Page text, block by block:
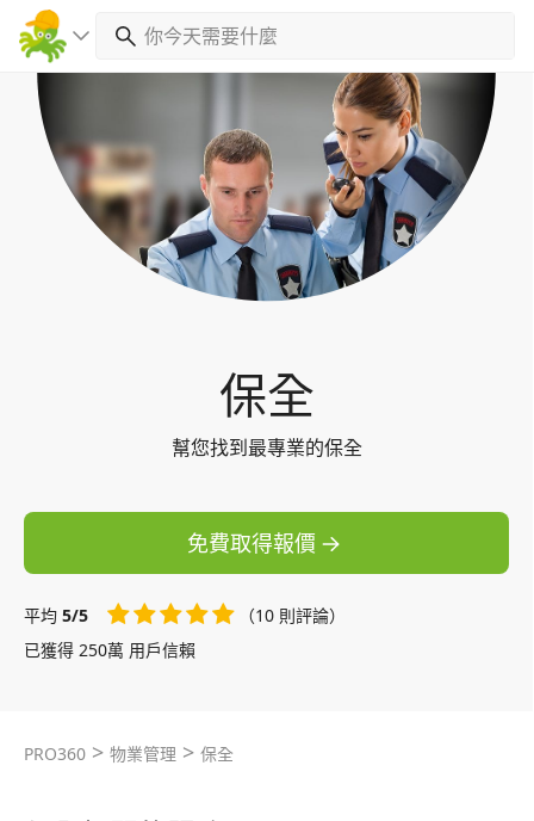
保全
幫您找到最專業的保全
免費取得報價
平均 5/5
（10 則評論）
已獲得 250萬 用戶信賴
PRO360 > 物業管理 > 保全